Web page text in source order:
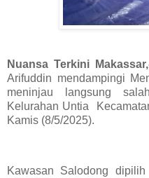
Nuansa Terkini
Arifuddin mendampingi
meninjau langsung
Kelurahan Untia
Kamis (8/5/2025).
Kawasan Salodong